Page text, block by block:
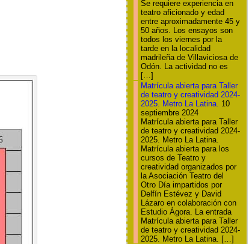
Se requiere experiencia en
teatro aficionado y edad
entre aproximadamente 45 y
50 años. Los ensayos son
todos los viernes por la
tarde en la localidad
madrileña de Villaviciosa de
Odón. La actividad no es
[…]
Matrícula abierta para Taller
de teatro y creatividad 2024-
2025. Metro La Latina. 10
septiembre 2024
Matrícula abierta para Taller
de teatro y creatividad 2024-
2025. Metro La Latina.
Matrícula abierta para los
cursos de Teatro y
creatividad organizados por
la Asociación Teatro del
Otro Día impartidos por
Delfín Estévez y David
Lázaro en colaboración con
Estudio Ágora. La entrada
Matrícula abierta para Taller
de teatro y creatividad 2024-
2025. Metro La Latina. […]